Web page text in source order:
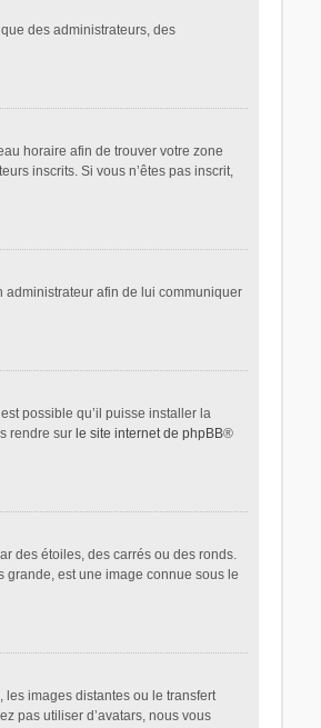
des administrateurs, des
horaire afin de trouver votre zone
inscrits. Si vous n’êtes pas inscrit,
administrateur afin de lui communiquer
possible qu’il puisse installer la
rendre sur le site internet de phpBB®
des étoiles, des carrés ou des ronds.
grande, est une image connue sous le
les images distantes ou le transfert
pas utiliser d’avatars, nous vous